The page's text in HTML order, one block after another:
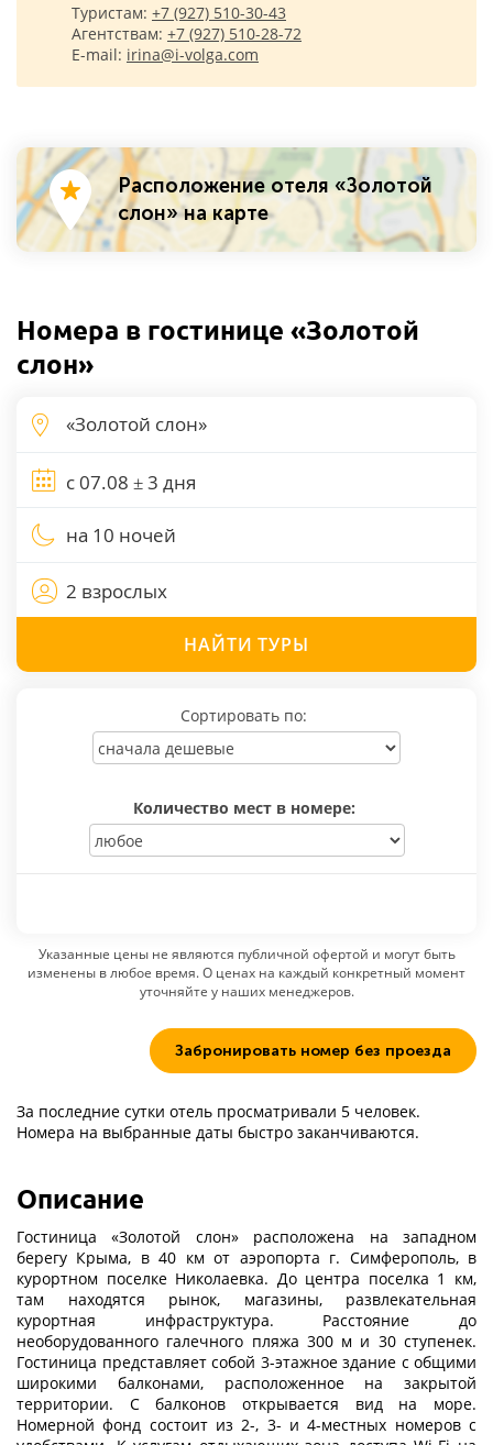
Туристам: +7 (927) 510-30-43
Агентствам: +7 (927) 510-28-72
E-mail: irina@i-volga.com
Расположение отеля «Золотой
слон» на карте
Номера в гостинице «Золотой
слон»
на 10 ночей
2 взрослых
НАЙТИ ТУРЫ
Сортировать по:
Количество мест в номере:
Указанные цены не являются публичной офертой и могут быть
изменены в любое время. О ценах на каждый конкретный момент
уточняйте у наших менеджеров.
Забронировать номер без проезда
За последние сутки отель просматривали 5 человек.
Номера на выбранные даты быстро заканчиваются.
Описание
Гостиница «Золотой слон» расположена на западном
берегу Крыма, в 40 км от аэропорта г. Симферополь, в
курортном поселке Николаевка. До центра поселка 1 км,
там находятся рынок, магазины, развлекательная
курортная инфраструктура. Расстояние до
необорудованного галечного пляжа 300 м и 30 ступенек.
Гостиница представляет собой 3-этажное здание с общими
широкими балконами, расположенное на закрытой
территории. С балконов открывается вид на море.
Номерной фонд состоит из 2-, 3- и 4-местных номеров с